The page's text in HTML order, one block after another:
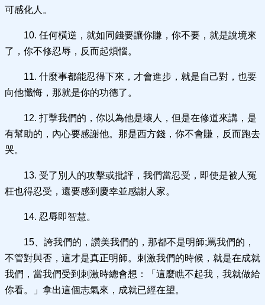
可感化人。
10. 任何橫逆，就如同錢要讓你賺，你不要，就是說境來
了，你不修忍辱，反而起煩惱。
11. 什麼事都能忍得下來，才會進步，就是自己對，也要
向他懺悔，那就是你的功德了。
12. 打擊我們的，你以為他是壞人，但是在修道來講，是
有幫助的，內心要感謝他。那是西方錢，你不會賺，反而跑去
哭。
13. 受了別人的攻擊或批評，我們當忍受，即使是被人冤
枉也得忍受，還要感到慶幸並感謝人家。
14. 忍辱即智慧。
15、誇我們的，讚美我們的，那都不是明師;罵我們的，
不管對與否，這才是真正明師。刺激我們的時候，就是在成就
我們，當我們受到刺激時總會想：「這麼瞧不起我，我就做給
你看。」拿出這個志氣來，成就已經在望。